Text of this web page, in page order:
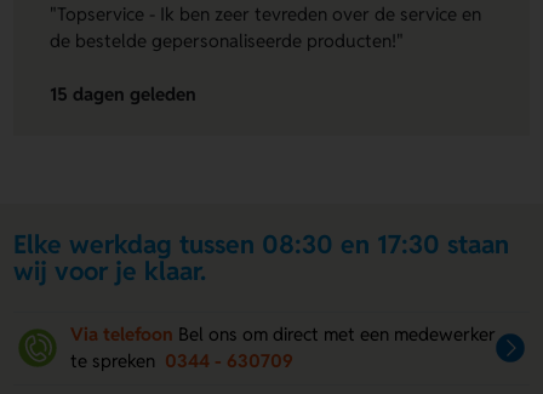
"Topservice - Ik ben zeer tevreden over de service en
de bestelde gepersonaliseerde producten!"
15 dagen geleden
Elke werkdag tussen 08:30 en 17:30 staan
wij voor je klaar.
Via telefoon Bel ons om direct met een medewerker
te spreken 0344 - 630709